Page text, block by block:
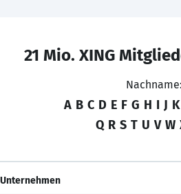
21 Mio. XING
Nachname:
A B C D E F G H I J K
Q R S T U V W
Unternehmen